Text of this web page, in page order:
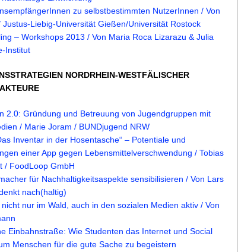
zu selbstbestimmten NutzerInnen / Von
Justus-Liebig-Universität Gießen/Universität Rostock
– Workshops 2013 / Von Maria Roca Lizarazu & Julia
Institut
NORDRHEIN-WESTFÄLISCHER
2.0: Gründung und Betreuung von Jugendgruppen mit
/ Marie Joram / BUNDjugend NRW
Inventar in der Hosentasche“ – Potentiale und
einer App gegen Lebensmittelverschwendung / Tobias
/ FoodLoop GmbH
für Nachhaltigkeitsaspekte sensibilisieren / Von Lars
nach(haltig)
nur im Wald, auch in den sozialen Medien aktiv / Von
Einbahnstraße: Wie Studenten das Internet und Social
Menschen für die gute Sache zu begeistern